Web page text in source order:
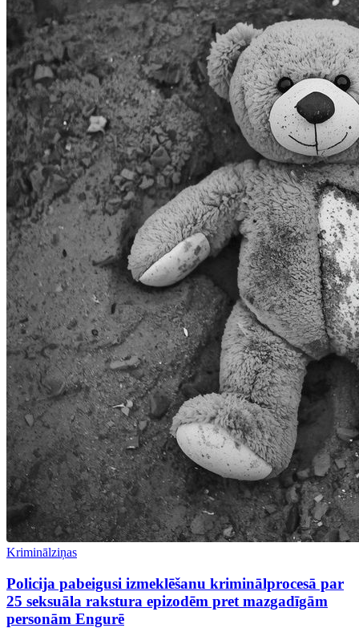
Kriminālziņas
Policija pabeigusi izmeklēšanu kriminālprocesā par
25 seksuāla rakstura epizodēm pret mazgadīgām
personām Engurē